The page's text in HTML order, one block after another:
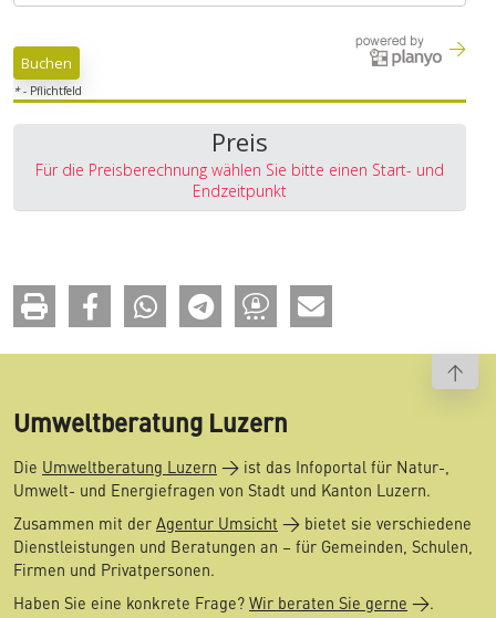
*- Pflichtfeld
Preis
Für die Preisberechnung wählen Sie bitte einen Start- und
Endzeitpunkt
Umweltberatung Luzern
Die Umweltberatung Luzern
ist das Infoportal für Natur-,
Umwelt- und Energiefragen von Stadt und Kanton Luzern.
Zusammen mit der Agentur Umsicht
bietet sie verschiedene
Dienstleistungen und Beratungen an – für Gemeinden, Schulen,
Firmen und Privatpersonen.
Haben Sie eine konkrete Frage? Wir beraten Sie gerne
.